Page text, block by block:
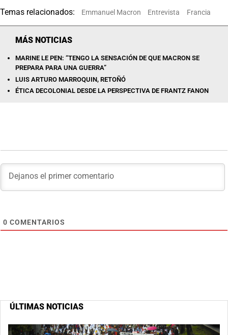
Temas relacionados: Emmanuel Macron Entrevista Francia
MÁS NOTICIAS
MARINE LE PEN: “TENGO LA SENSACIÓN DE QUE MACRON SE
PREPARA PARA UNA GUERRA”
LUIS ARTURO MARROQUIN, RETOÑÓ
ÉTICA DECOLONIAL DESDE LA PERSPECTIVA DE FRANTZ FANON
0 COMENTARIOS
ÚLTIMAS NOTICIAS